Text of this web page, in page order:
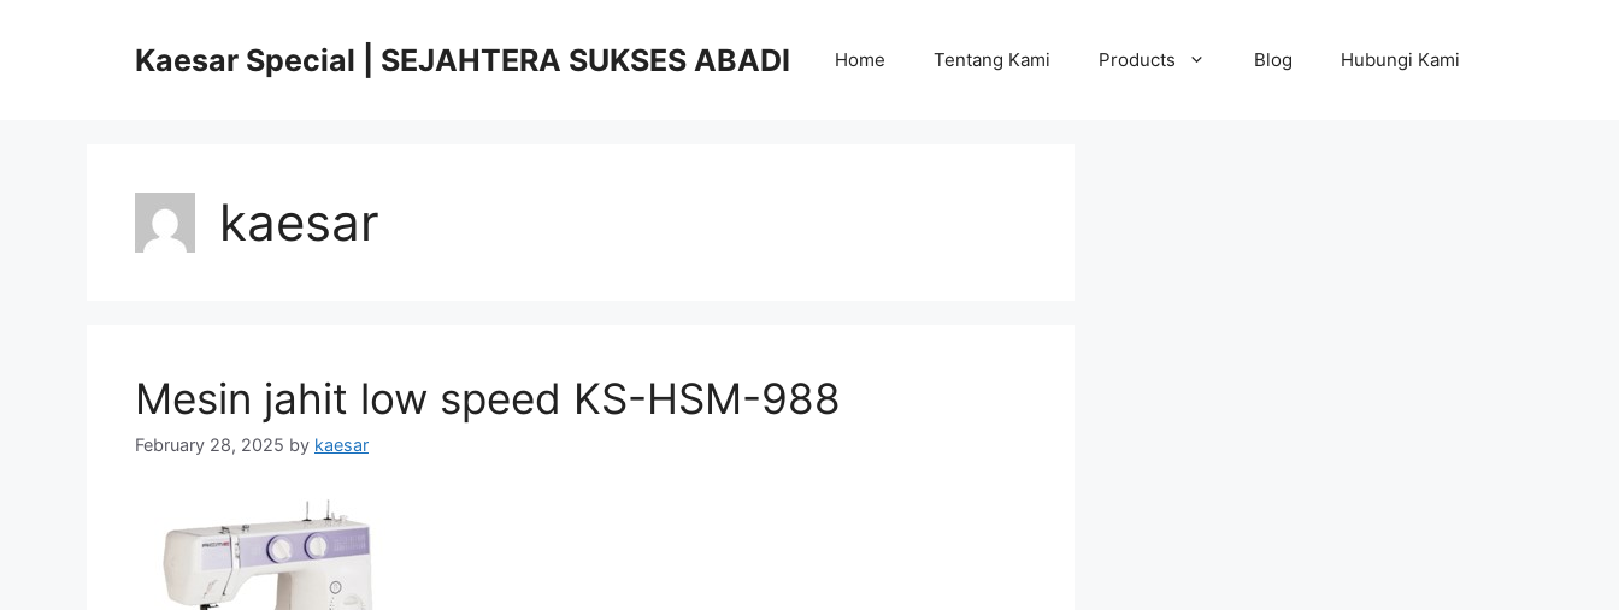
Kaesar Special | SEJAHTERA SUKSES ABADI Home Tentang Kami Products Blog Hubungi Kami
kaesar
Mesin jahit low speed KS-HSM-988
February 28, 2025 by kaesar